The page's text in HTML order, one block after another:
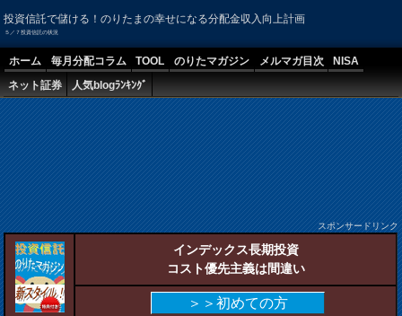
投資信託で儲ける！のりたまの幸せになる分配金収入向上計画
５／７投資信託の状況
ホーム 毎月分配コラム TOOL のりたマガジン メルマガ目次
NISA
ネット証券
人気blogﾗﾝｷﾝｸﾞ
スポンサードリンク
インデックス長期投資
コスト優先主義は間違い
＞＞初めての方